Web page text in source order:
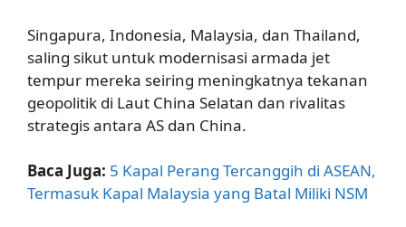
Singapura, Indonesia, Malaysia, dan Thailand,
saling sikut untuk modernisasi armada jet
tempur mereka seiring meningkatnya tekanan
geopolitik di Laut China Selatan dan rivalitas
strategis antara AS dan China.
Baca Juga: 5 Kapal Perang Tercanggih di ASEAN,
Termasuk Kapal Malaysia yang Batal Miliki NSM